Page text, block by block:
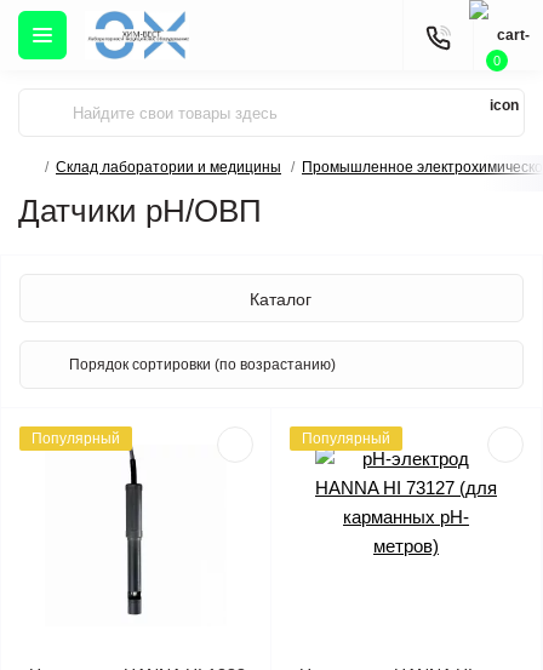
0
Склад лаборатории и медицины Промышленное
Датчики pH/ОВП
Каталог
Популярный Популярный